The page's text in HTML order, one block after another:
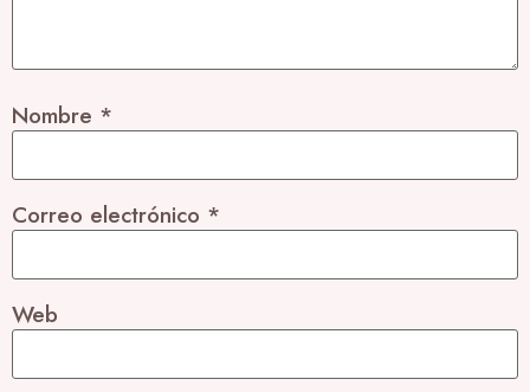
Nombre *
Correo electrónico *
Web